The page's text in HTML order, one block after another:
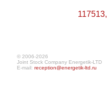
© 2006-2026
Joint Stock Company Energetik-LTD
E-mail: reception@energetik-ltd.ru